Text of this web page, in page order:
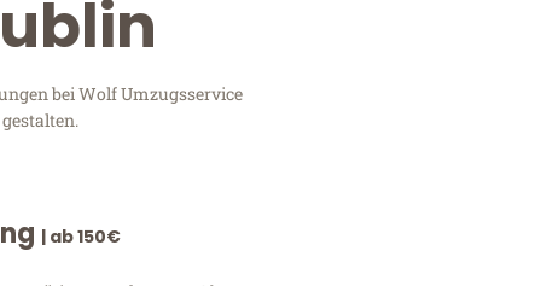
bei Wolf Umzugsservice
| ab 150€